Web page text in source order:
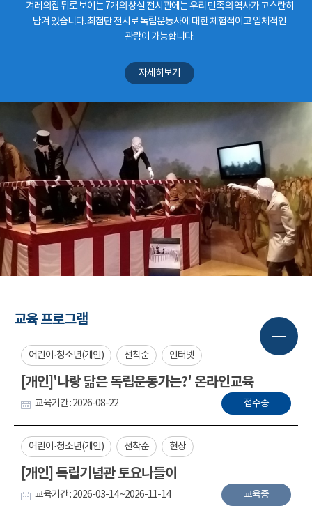
겨레의집 뒤로 보이는 7개의 상설 전시관에는 우리 민족의 역사가 고스란히
담겨 있습니다. 최첨단 전시로 독립운동사에 대한 체험적이고 입체적인
관람이 가능합니다.
자세히보기
교육 프로그램
어린이·청소년(개인) 선착순 인터넷
[개인]'나랑 닮은 독립운동가는?' 온라인교육
교육기간 : 2026-08-22 접수중
어린이·청소년(개인) 선착순 현장
[개인] 독립기념관 토요나들이
교육기간 : 2026-03-14 ~2026-11-14 교육중